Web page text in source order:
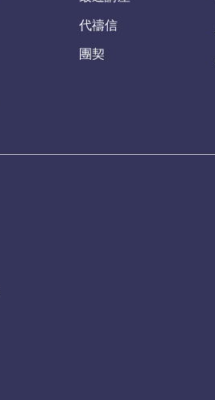
代禱信
團契